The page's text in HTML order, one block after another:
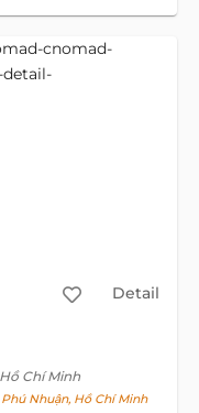
Detail
Chí Minh
Nhuận, Hồ Chí Minh